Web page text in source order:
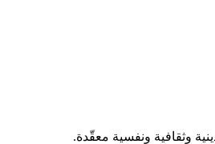
وثقافية ونفسية معقّدة.